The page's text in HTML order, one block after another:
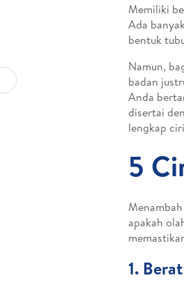
Memiliki
Ada
bentuk
Namun,
badan
Anda
disertai
lengkap
5
apakah
1.